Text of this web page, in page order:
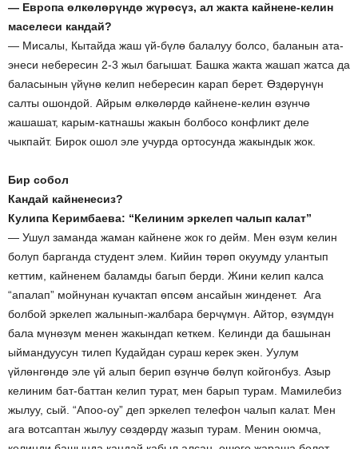
— Европа өлкөлөрүндө жүрөсүз, ал жакта кайнене-келин
маселеси кандай?
— Мисалы, Кытайда жаш үй-бүлө балалуу болсо, баланын ата-
энеси небересин 2-3 жыл багышат. Башка жакта жашап жатса да
баласынын үйүнө келип небересин карап берет. Өздөрүнүн
салты ошондой. Айрым өлкөлөрдө кайнене-келин өзүнчө
жашашат, карым-катнашы жакын болбосо конфликт деле
чыкпайт. Бирок ошол эле учурда ортосунда жакындык жок.
Бир собол
Кандай кайненесиз?
Кулипа Керимбаева: “Келиним эркелеп чалып калат”
— Ушул заманда жаман кайнене жок го дейм. Мен өзүм келин
болуп барганда студент элем. Кийин төрөп окуумду улантып
кеттим, кайненем баламды багып берди. Жини келип калса
“апалап” мойнунан кучактап өпсөм ансайын жинденет. Ага
болбой эркелеп жалынып-жалбара берчүмүн. Айтор, өзүмдүн
бала мүнөзүм менен жакындап кеткем. Келинди да башынан
ыймандуусун тилеп Кудайдан сураш керек экен. Уулум
үйлөнгөндө эле үй алып берип өзүнчө бөлүп койгонбуз. Азыр
келиним бат-баттан келип турат, мен барып турам. Мамилебиз
жылуу, сый. “Апоо-оу” деп эркелеп телефон чалып калат. Мен
ага вотсаптан жылуу сөздөрдү жазып турам. Менин оюмча,